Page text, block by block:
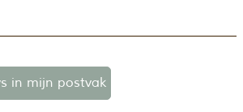
in mijn postvak